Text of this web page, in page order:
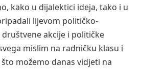
kako u dijalektici ideja, tako i u
lijevom političko-
akcije i političke
mislim na radničku klasu i
možemo danas vidjeti na